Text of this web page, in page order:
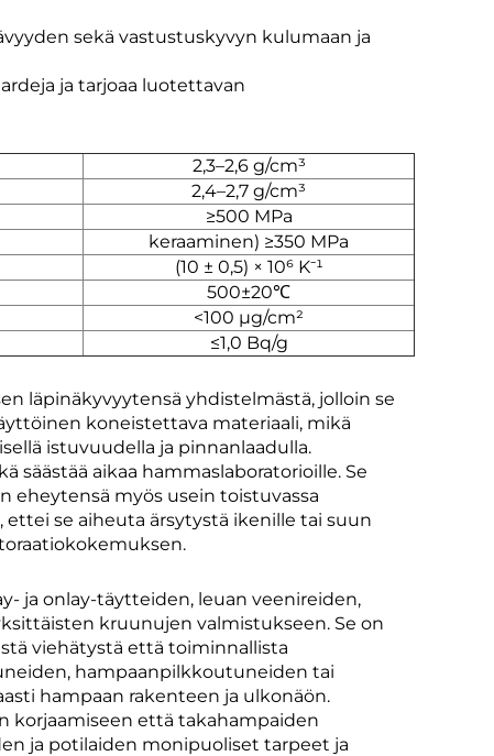
sekä vastustuskyvyn kulumaan ja
ja tarjoaa luotettavan
2,3–2,6 g/cm³
2,4–2,7 g/cm³
≥500 MPa
keraaminen) ≥350 MPa
(10 ± 0,5) × 10⁶ K⁻¹
500±20℃
<100 μg/cm²
≤1,0 Bq/g
läpinäkyvyytensä yhdistelmästä, jolloin se
koneistettava materiaali, mikä
istuvuudella ja pinnanlaadulla.
säästää aikaa hammaslaboratorioille. Se
eheytensä myös usein toistuvassa
se aiheuta ärsytystä ikenille tai suun
ja onlay-täytteiden, leuan veenireiden,
kruunujen valmistukseen. Se on
viehätystä että toiminnallista
hampaanpilkkoutuneiden tai
hampaan rakenteen ja ulkonäön.
korjaamiseen että takahampaiden
ja potilaiden monipuoliset tarpeet ja